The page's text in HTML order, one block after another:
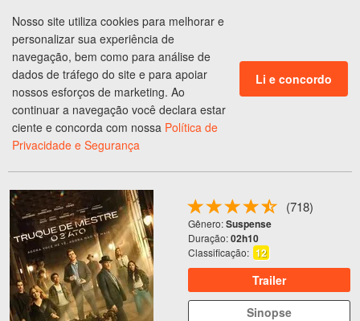
Ingressos em São Paulo
Programação do Cinema
TRUQUE DE MESTRE - O 3° ATO
(718)
Gênero:Suspense
Duração:02h10
Classificação: 12
Trailer
Sinopse
Nosso site utiliza cookies para melhorar e
personalizar sua experiência de
navegação, bem como para análise de
dados de tráfego do site e para apoiar
nossos esforços de marketing. Ao
continuar a navegação você declara estar
ciente e concorda com nossa Política de
Privacidade e Segurança
Li e concordo